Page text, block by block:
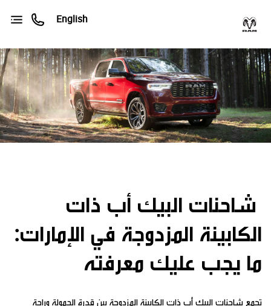
English
شاحنات البيك أب ذات
الكابينة المزدوجة في الإمارات:
ما يجب عليك معرفته
تجمع شاحنات البيك أب ذات الكابينة المزدوجة بين قدرة الحمولة وراحة